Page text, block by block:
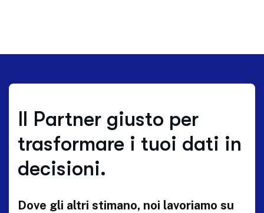
Il Partner giusto per
trasformare i tuoi dati in
decisioni.
Dove gli altri stimano, noi lavoriamo su